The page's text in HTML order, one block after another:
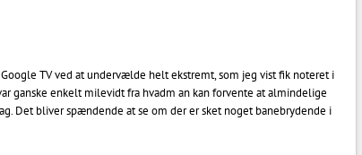
TV ved at undervælde helt ekstremt, som jeg vist fik noteret i
ganske enkelt milevidt fra hvadm an kan forvente at almindelige
Det bliver spændende at se om der er sket noget banebrydende i